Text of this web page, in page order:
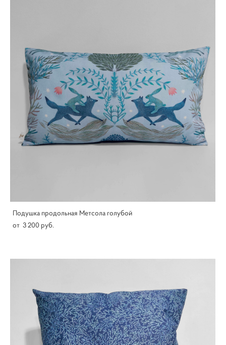
Подушка продольная Метсола голубой
от 3 200 pуб.